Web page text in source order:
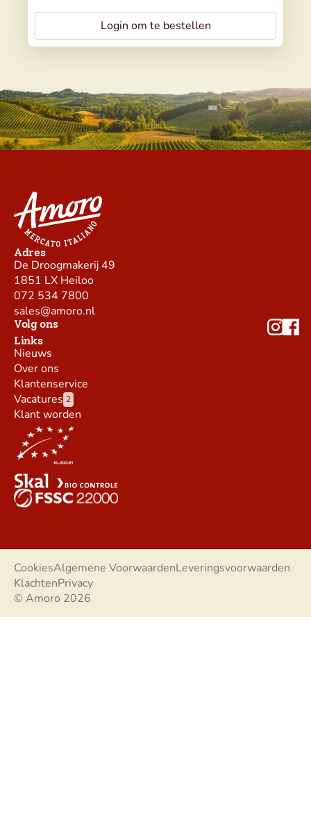
Login om te bestellen
Adres
De Droogmakerij 49
1851 LX Heiloo
072 534 7800
sales@amoro.nl
Volg ons
Links
Nieuws
Over ons
Klantenservice
Vacatures 2
Klant worden
© Amoro 2026
CookiesAlgemene VoorwaardenLeveringsvoorwaarden
KlachtenPrivacy